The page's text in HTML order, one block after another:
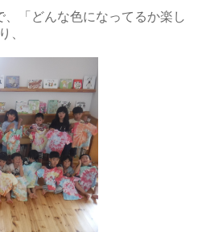
「どんな色になってるか楽し
、